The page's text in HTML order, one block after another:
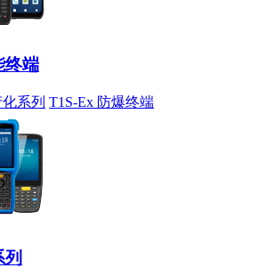
终端
系列 T1S-Ex 防爆终端